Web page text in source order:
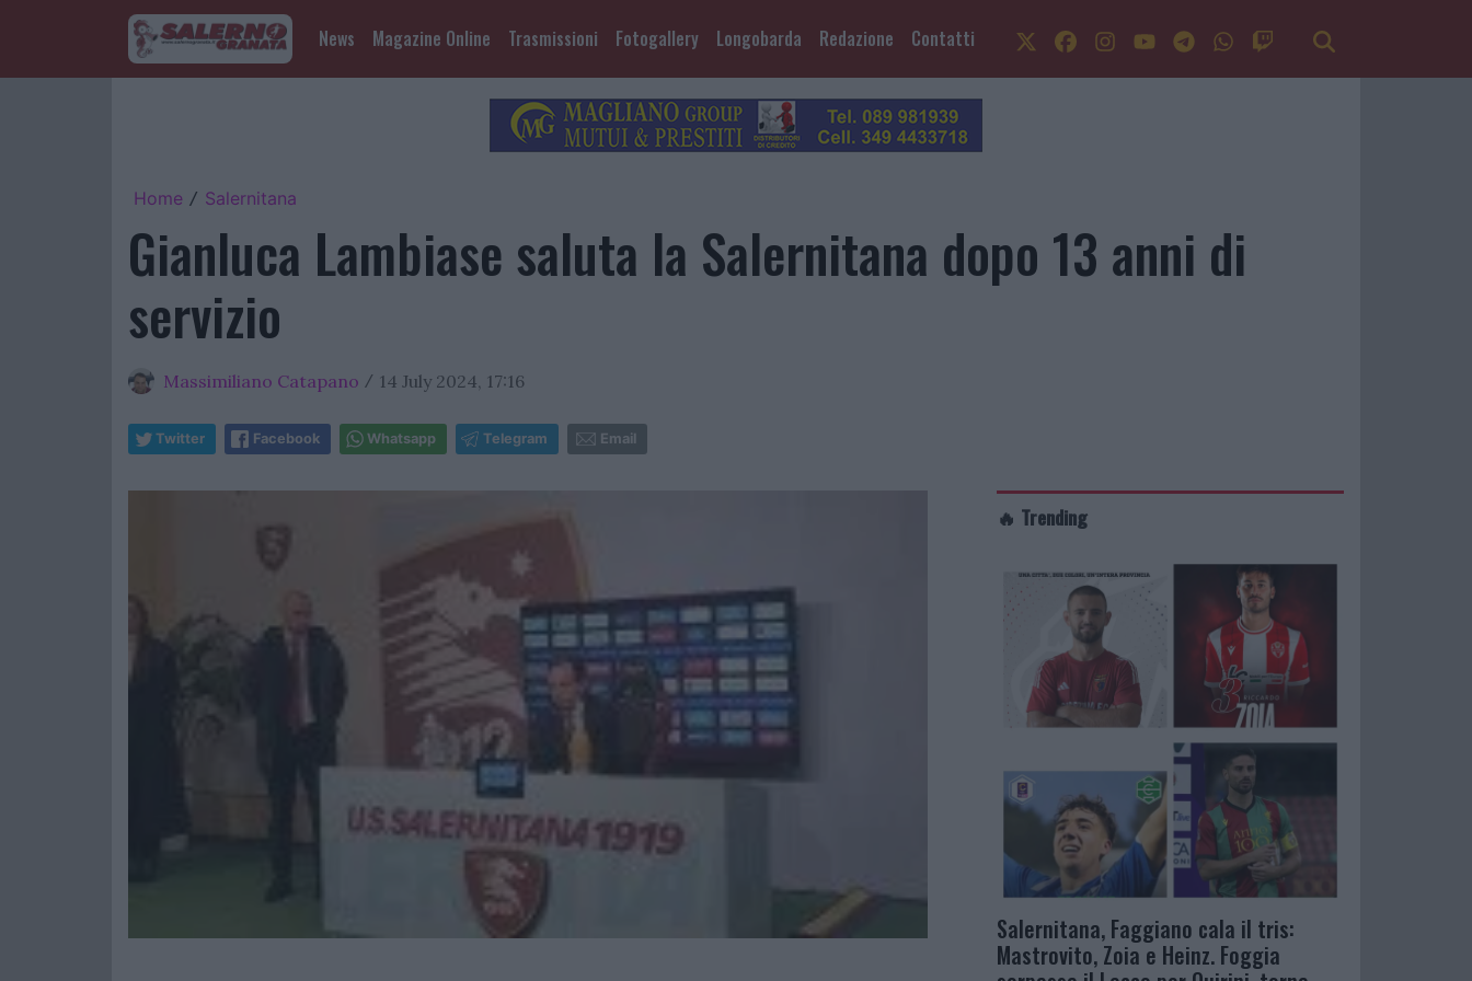
News Magazine Online Trasmissioni Fotogallery Longobarda Redazione Contatti
Home / Salernitana
Gianluca Lambiase saluta la Salernitana dopo 13 anni di
servizio
Massimiliano Catapano / 14 July 2024, 17:16
Twitter Facebook Whatsapp Telegram Email
🔥 Trending
Salernitana, Faggiano cala il tris:
Mastrovito, Zoia e Heinz. Foggia